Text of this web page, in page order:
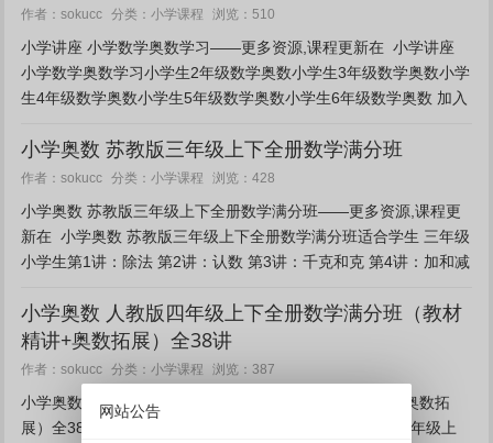
作者：sokucc 分类：小学课程 浏览：510
小学讲座 小学数学奥数学习——更多资源,课程更新在 小学讲座
小学数学奥数学习小学生2年级数学奥数小学生3年级数学奥数小学
生4年级数学奥数小学生5年级数学奥数小学生6年级数学奥数 加入
小学奥数 苏教版三年级上下全册数学满分班
作者：sokucc 分类：小学课程 浏览：428
小学奥数 苏教版三年级上下全册数学满分班——更多资源,课程更
新在 小学奥数 苏教版三年级上下全册数学满分班适合学生 三年级
小学生第1讲：除法 第2讲：认数 第3讲：千克和克 第4讲：加和减
小学奥数 人教版四年级上下全册数学满分班（教材
精讲+奥数拓展）全38讲
作者：sokucc 分类：小学课程 浏览：387
小学奥数 人教版四年级上下全册数学满分班（教材精讲+奥数拓
展）全38讲——更多资源,课程更新在 小学奥数 人教版四年级上
网站公告